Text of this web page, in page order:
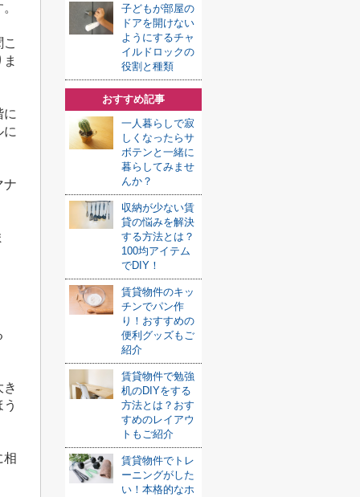
に
に
ナ
相
子どもが部屋の
ドアを開けない
ようにするチャ
イルドロックの
役割と種類
おすすめ記事
一人暮らしで寂
しくなったらサ
ボテンと一緒に
暮らしてみませ
んか？
収納が少ない賃
貸の悩みを解決
する方法とは？
100均アイテム
でDIY！
賃貸物件のキッ
チンでパン作
り！おすすめの
便利グッズもご
紹介
賃貸物件で勉強
机のDIYをする
方法とは？おす
すめのレイアウ
トもご紹介
賃貸物件でトレ
ーニングがした
い！本格的なホ